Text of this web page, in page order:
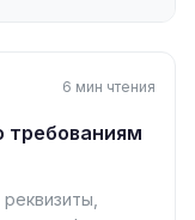
6 мин чтения
требованиям